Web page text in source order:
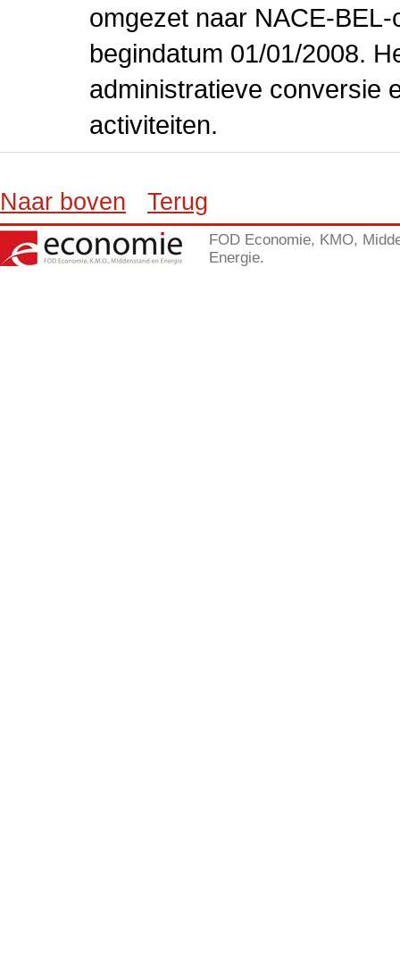
omgezet naar NACE-
begindatum 01/01/2008.
administratieve conversie
activiteiten.
Naar boven Terug
FOD Economie, KMO,
Energie.